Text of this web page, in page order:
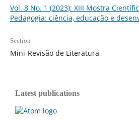
Vol. 8 No. 1 (2023): XIII Mostra
Pedagogia: ciência, educação e
Section
Mini-Revisão de Literatura
Latest publications